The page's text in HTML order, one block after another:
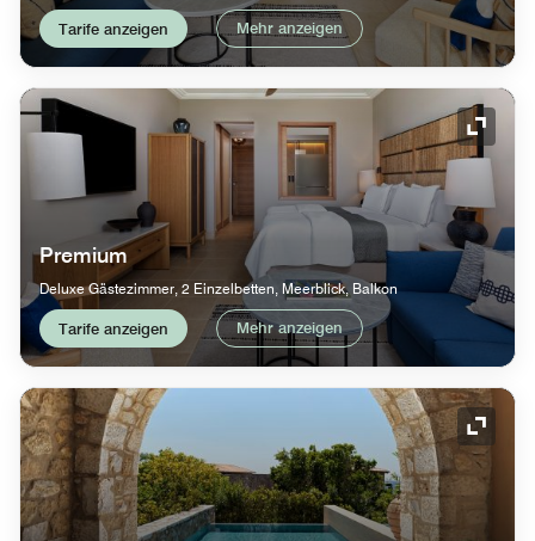
Tarife anzeigen Mehr anzeigen
Premium
Deluxe Gästezimmer, 2 Einzelbetten, Meerblick, Balkon
Tarife anzeigen Mehr anzeigen